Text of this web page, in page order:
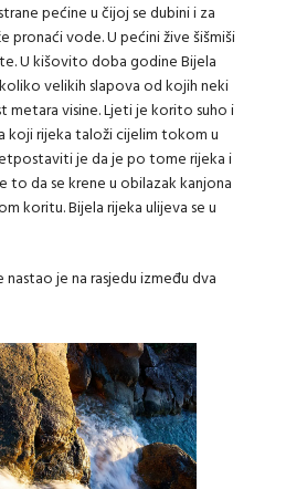
pećine u čijoj se dubini i za
pronaći vode. U pećini žive šišmiši
U kišovito doba godine Bijela
velikih slapova od kojih neki
metara visine. Ljeti je korito suho i
koji rijeka taloži cijelim tokom u
je da je po tome rijeka i
to da se krene u obilazak kanjona
koritu. Bijela rijeka ulijeva se u
je na rasjedu između dva